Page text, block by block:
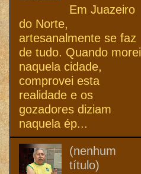
Em Juazeiro
do Norte,
artesanalmente se faz
de tudo. Quando morei
naquela cidade,
comprovei esta
realidade e os
gozadores diziam
naquela ép...
(nenhum
título)